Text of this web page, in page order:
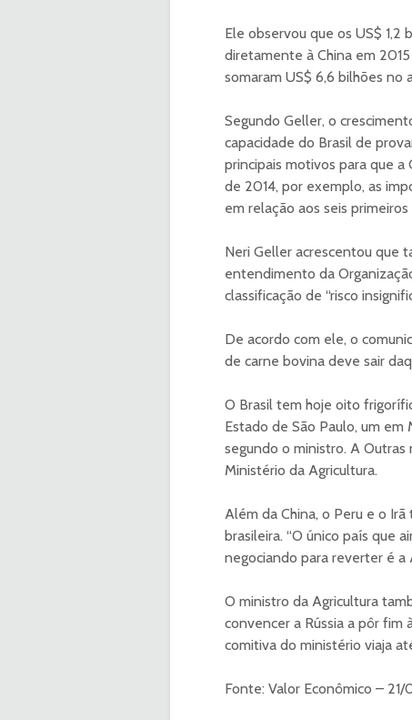
Ele observou que os US$
diretamente à China em
somaram US$ 6,6 bilhões no
Segundo Geller, o
capacidade do Brasil de
principais motivos para que
de 2014, por exemplo, as
em relação aos seis
Neri Geller acrescentou que
entendimento da
classificação de “risco
De acordo com ele, o
de carne bovina deve sair
O Brasil tem hoje oito
Estado de São Paulo, um em
segundo o ministro. A
Ministério da Agricultura.
Além da China, o Peru e o
brasileira. “O único país que
negociando para reverter é a
O ministro da Agricultura
convencer a Rússia a pôr fim
comitiva do ministério viaja
Fonte: Valor Econômico – 21/